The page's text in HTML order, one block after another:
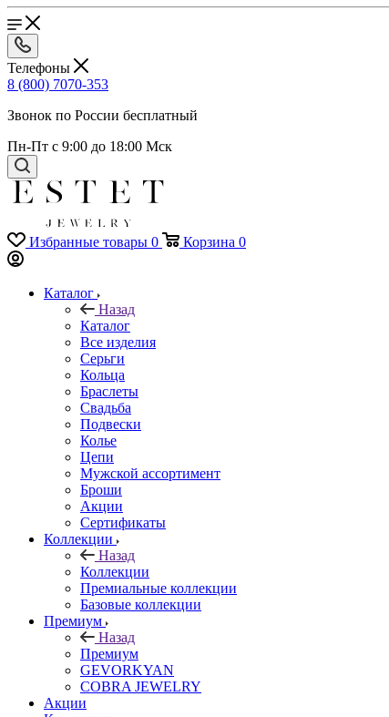
Телефоны
8 (800) 7070-353
Звонок по России бесплатный
Пн-Пт с 9:00 до 18:00 Мск
Избранные товары 0 Корзина 0
Каталог
Назад
Каталог
Все изделия
Серьги
Кольца
Браслеты
Свадьба
Подвески
Колье
Цепи
Мужской ассортимент
Броши
Акции
Сертификаты
Коллекции
Назад
Коллекции
Премиальные коллекции
Базовые коллекции
Премиум
Назад
Премиум
GEVORKYAN
COBRA JEWELRY
Акции